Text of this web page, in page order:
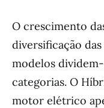
O crescimento
diversificação
modelos
categorias. O
motor elétrico